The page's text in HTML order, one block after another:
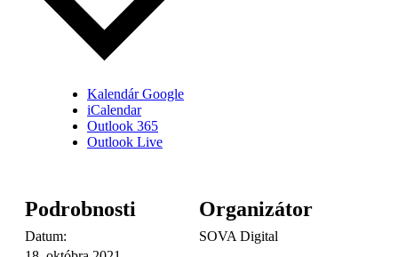
Kalendár Google
iCalendar
Outlook 365
Outlook Live
Podrobnosti
Datum:
Organizátor
SOVA Digital